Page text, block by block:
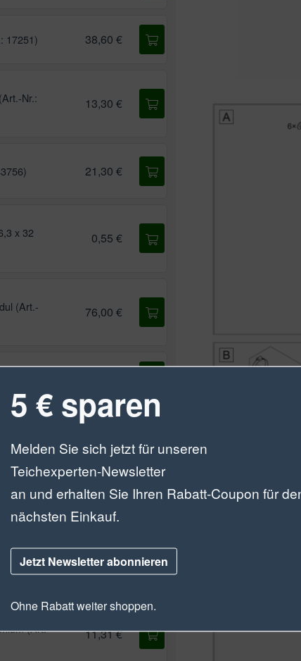
17251) 38,60 €
Nr.:
13,30 €
21,30 €
x 32
0,55 €
(Art.-
76,00 €
12 (Art.-
(Art.-
6117) 0,45 €
49,19 €
(Art.-
11,31 €
5 € sparen
Melden Sie sich jetzt für unseren
Teichexperten-Newsletter
an und erhalten Sie Ihren Rabatt-Coupon für
nächsten Einkauf.
Jetzt Newsletter abonnieren
Ohne Rabatt weiter shoppen.